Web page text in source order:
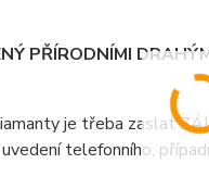
PŘÍRODNÍMI
je třeba zaslat
telefonního,